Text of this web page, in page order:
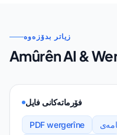
زیاتر بدۆزەوە
Amûrên AI &
فۆرماتەکانی فایل
PDF wergerîne